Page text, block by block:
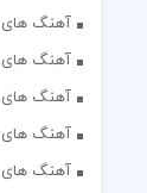
آهنگ
آهنگ های
آهنگ های
آهنگ های
آهنگ های